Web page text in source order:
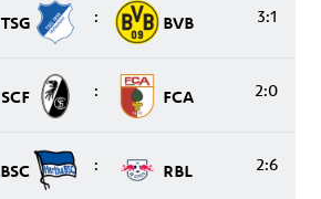
TSG : BVB 3:1
SCF : FCA 2:0
BSC : RBL 2:6